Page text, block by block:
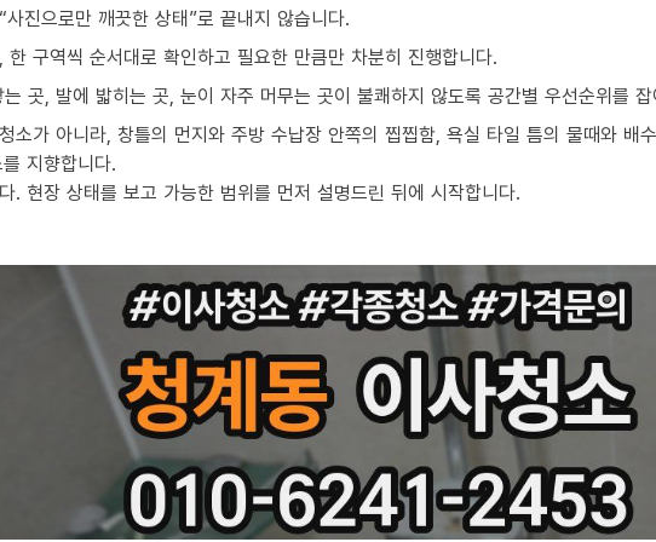
진으로만 깨끗한 상태”로 끝내지 않습니다.
구역씩 순서대로 확인하고 필요한 만큼만 차분히 진행합니다.
곳, 발에 밟히는 곳, 눈이 자주 머무는 곳이 불쾌하지 않도록 공간별 우선순위를
소가 아니라, 창틀의 먼지와 주방 수납장 안쪽의 찝찝함, 욕실 타일 틈의 물때와 배
지향합니다.
. 현장 상태를 보고 가능한 범위를 먼저 설명드린 뒤에 시작합니다.